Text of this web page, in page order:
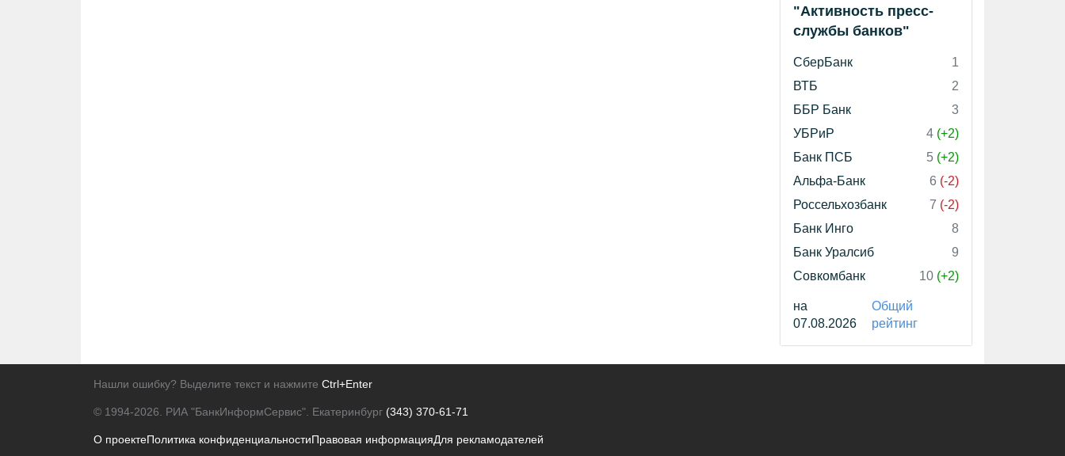
"Активность пресс-
службы банков"
СберБанк
1
ВТБ
2
ББР Банк
3
УБРиР
4 (+2)
Банк ПСБ
5 (+2)
Альфа-Банк
6 (-2)
Россельхозбанк
7 (-2)
Банк Инго
8
Банк Уралсиб
9
Совкомбанк
10 (+2)
на
07.08.2026
Общий
рейтинг
Нашли ошибку? Выделите текст и нажмите Ctrl+Enter
© 1994-2026. РИА "БанкИнформСервис". Екатеринбург (343) 370-61-71
О проектеПолитика конфиденциальностиПравовая информацияДля рекламодателей